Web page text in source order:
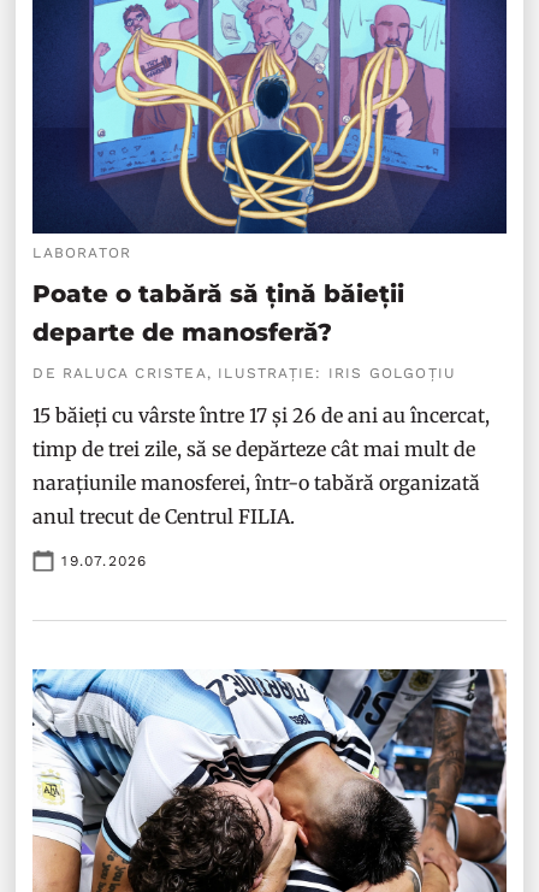
LABORATOR
Poate o tabără să țină băieții
departe de manosferă?
DE RALUCA CRISTEA, ILUSTRAȚIE: IRIS GOLGOȚIU
15 băieți cu vârste între 17 și 26 de ani au încercat,
timp de trei zile, să se depărteze cât mai mult de
narațiunile manosferei, într-o tabără organizată
anul trecut de Centrul FILIA.
19.07.2026